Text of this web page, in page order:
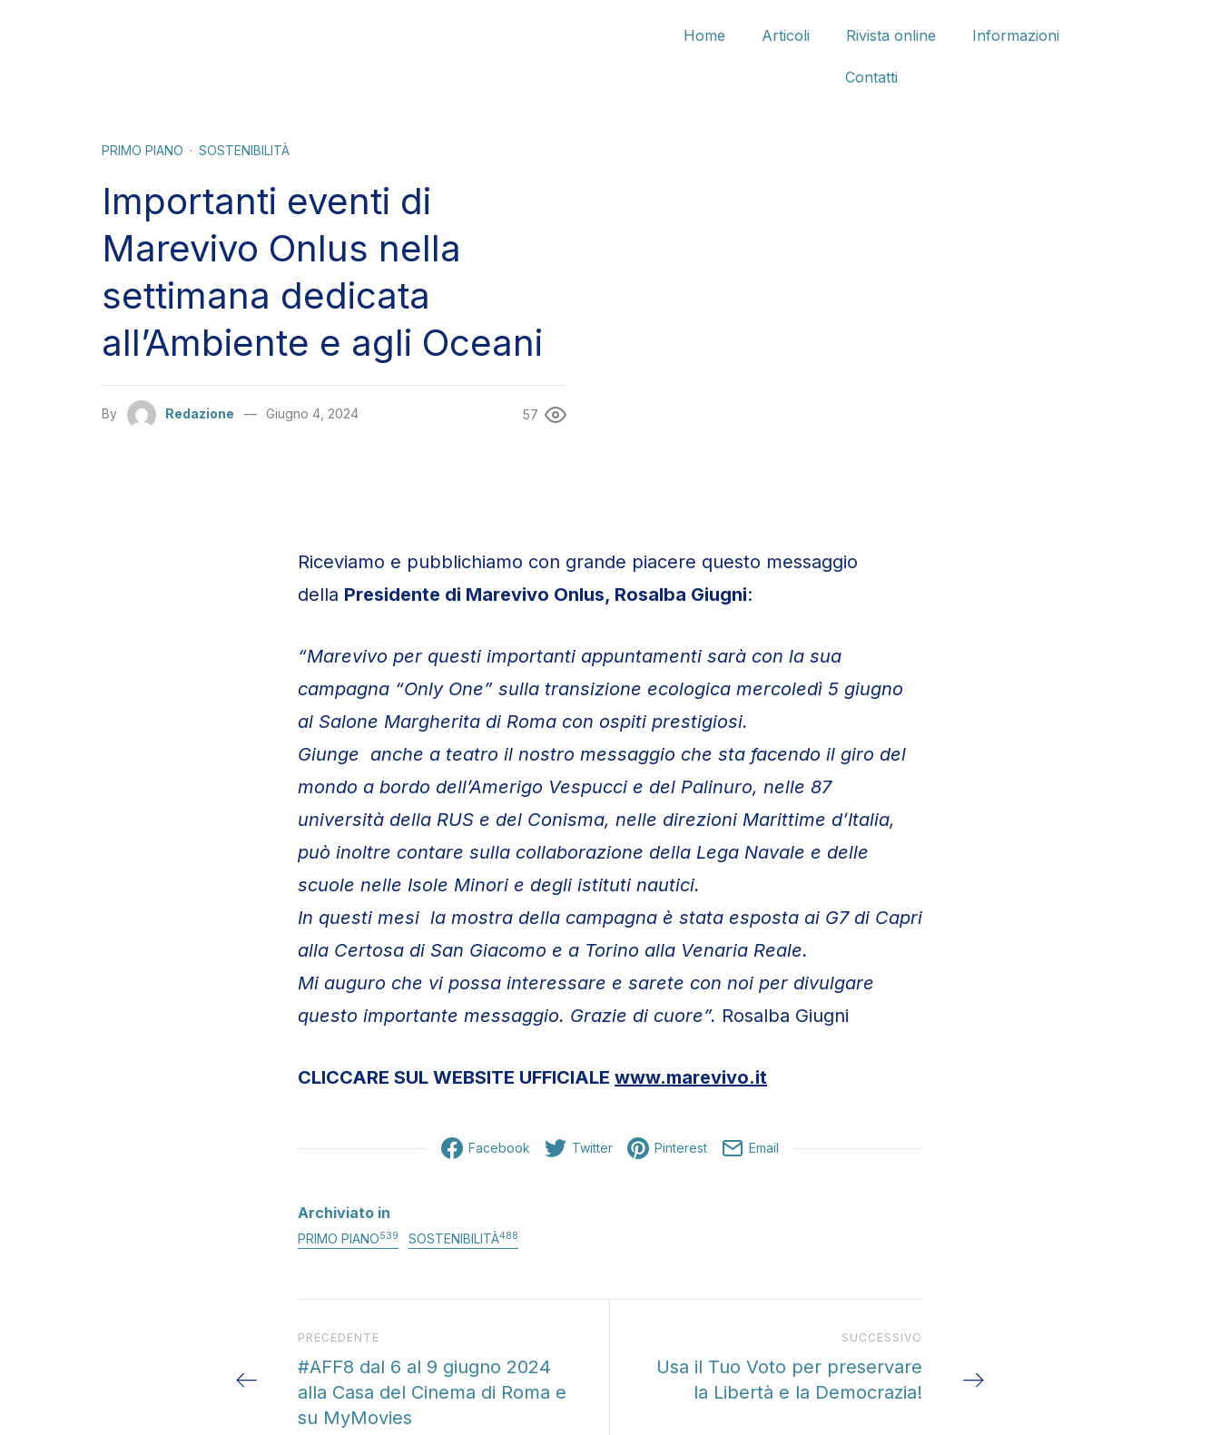
Home
Articoli Rivista online Informazioni
Contatti
PRIMO PIANO SOSTENIBILITÀ
Importanti eventi di
Marevivo Onlus nella
settimana dedicata
all’Ambiente e agli Oceani
By Redazione Giugno 4, 2024 57
Riceviamo e pubblichiamo con grande piacere questo messaggio
della Presidente di Marevivo Onlus, Rosalba Giugni:
“Marevivo per questi importanti appuntamenti sarà con la sua
campagna “Only One” sulla transizione ecologica mercoledì 5 giugno
al Salone Margherita di Roma con ospiti prestigiosi.
Giunge anche a teatro il nostro messaggio che sta facendo il giro del
mondo a bordo dell’Amerigo Vespucci e del Palinuro, nelle 87
università della RUS e del Conisma, nelle direzioni Marittime d’Italia,
può inoltre contare sulla collaborazione della Lega Navale e delle
scuole nelle Isole Minori e degli istituti nautici.
In questi mesi la mostra della campagna è stata esposta ai G7 di Capri
alla Certosa di San Giacomo e a Torino alla Venaria Reale.
Mi auguro che vi possa interessare e sarete con noi per divulgare
questo importante messaggio. Grazie di cuore”. Rosalba Giugni
CLICCARE SUL WEBSITE UFFICIALE www.marevivo.it
Facebook Twitter Pinterest Email
Archiviato in
PRIMO PIANO539 SOSTENIBILITÀ488
Articolo precedente
PRECEDENTE
#AFF8 dal 6 al 9 giugno 2024
alla Casa del Cinema di Roma e
su MyMovies
SUCCESSIVO
Usa il Tuo Voto per preservare
la Libertà e la Democrazia!